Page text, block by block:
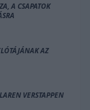
A CSAPATOK
AZ
VERSTAPPEN